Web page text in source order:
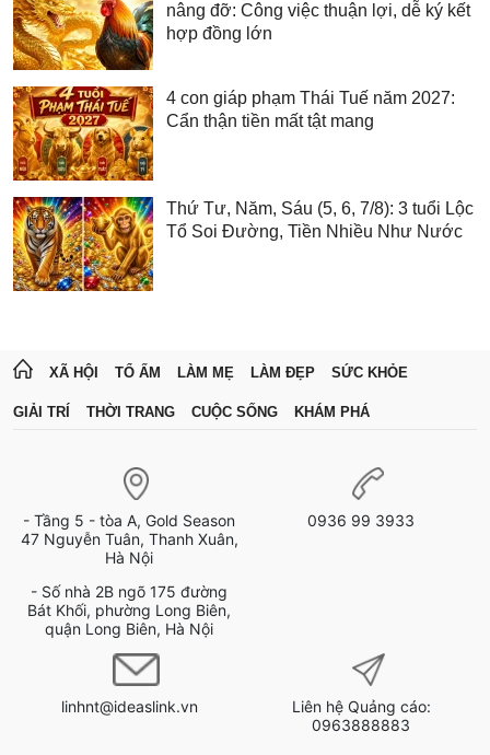
nâng đỡ: Công việc thuận lợi, dễ ký kết
hợp đồng lớn
4 con giáp phạm Thái Tuế năm 2027:
Cẩn thận tiền mất tật mang
Thứ Tư, Năm, Sáu (5, 6, 7/8): 3 tuổi Lộc
Tổ Soi Đường, Tiền Nhiều Như Nước
XÃ HỘI TỔ ẤM LÀM MẸ LÀM ĐẸP SỨC KHỎE
GIẢI TRÍ THỜI TRANG CUỘC SỐNG KHÁM PHÁ
- Tầng 5 - tòa A, Gold Season
47 Nguyễn Tuân, Thanh Xuân,
Hà Nội
- Số nhà 2B ngõ 175 đường
Bát Khối, phường Long Biên,
quận Long Biên, Hà Nội
0936 99 3933
linhnt@ideaslink.vn
Liên hệ Quảng cáo:
0963888883